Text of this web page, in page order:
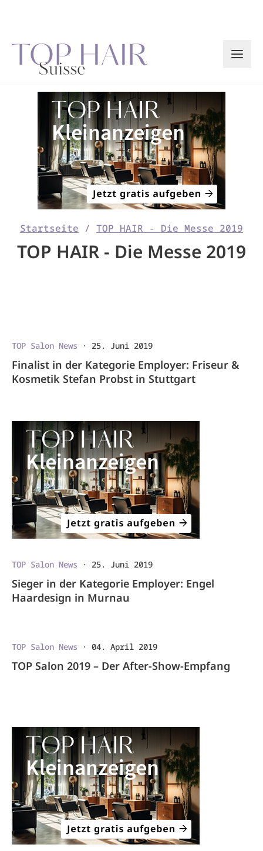
Startseite / TOP HAIR - Die Messe 2019
TOP HAIR - Die Messe 2019
TOP Salon News · 25. Juni 2019
Finalist in der Kategorie Employer: Friseur &
Kosmetik Stefan Probst in Stuttgart
TOP Salon News · 25. Juni 2019
Sieger in der Kategorie Employer: Engel
Haardesign in Murnau
TOP Salon News · 04. April 2019
TOP Salon 2019 – Der After-Show-Empfang